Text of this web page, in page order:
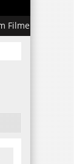
Garota